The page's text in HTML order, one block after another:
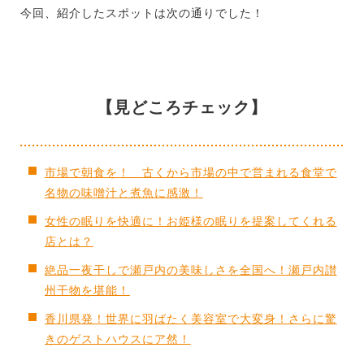
今回、紹介したスポットは次の通りでした！
【見どころチェック】
市場で朝食を！ 古くから市場の中で営まれる食堂で
名物の味噌汁と煮魚に感激！
女性の眠りを快適に！お姫様の眠りを提案してくれる
店とは？
絶品一夜干しで瀬戸内の美味しさを全国へ！瀬戸内讃
州干物を堪能！
香川県発！世界に羽ばたく美容室で大変身！さらに驚
きのゲストハウスにア然！